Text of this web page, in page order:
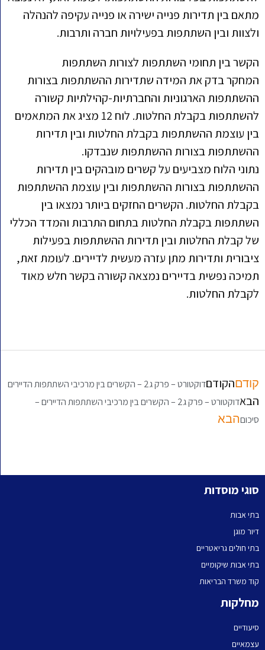
מתאם בין תדירות פנייה ישירה או פנייה עקיפה להנהלה
ולצוות ובין השתתפות בפעילויות חברה ותרבות.
הקשר בין תחומי השתתפות לצורות השתתפות
המחקר בדק את המידה שתדירות ההשתתפות בצורות
ההשתתפות הארגוניות והחברתיות-קהילתיות קשורה
להשתתפות בקבלת החלטות. לוח 12 מציג את המתאמים
בין עוצמת ההשתתפות בקבלת החלטות ובין תדירות
ההשתתפות בצורות ההשתתפות שנבדקו.
נתוני הלוח מצביעים על קשרים מובהקים בין תדירות
ההשתתפות בצורות ההשתתפות ובין עוצמת ההשתתפות
בקבלת החלטות. הקשרים החזקים ביותר נמצאו בין
השתתפות בקבלת החלטות בתחום התרבות והמדד הכללי
של קבלת החלטות ובין תדירות ההשתתפות בפעילות
ציבורית ותדירות מתן עזרה מעשית לדיירים. לעומת זאת,
תמיכה נפשית בדיירים נמצאה קשורה בקשר חלש מאוד
לקבלת החלטות.
קודםהקודםדוקטורט – פרק ג2 – הקשרים בין מרכיבי השתתפות הדיירים
הבא
דוקטורט – פרק ג2 – הקשרים בין מרכיבי השתתפות הדיירים –
סיכוםהבא
סוגי מוסדות
בתי אבות
דיור מוגן
בתי חולים גריאטריים
בתי אבות שיקומיים
קוד משרד הבריאות
מחלקות
סיעודיים
עצמאיים